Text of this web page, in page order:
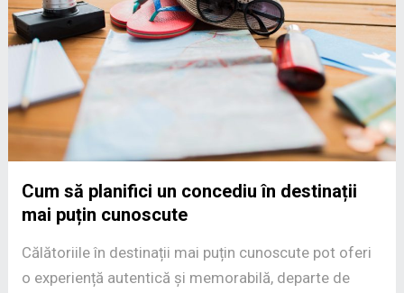
Cum să planifici un concediu în destinații
mai puțin cunoscute
Călătoriile în destinații mai puțin cunoscute pot oferi
o experiență autentică și memorabilă, departe de